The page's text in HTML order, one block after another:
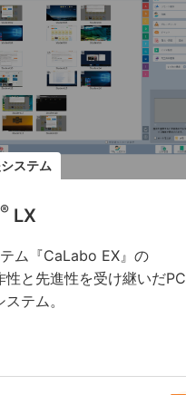
ステム
® LX
ム『CaLabo EX』の
性と先進性を受け継いだPC
テム。